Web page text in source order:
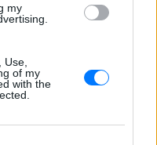
my
of my
with the
των βιομετρικών
τουρίστες
βανάκι transfer